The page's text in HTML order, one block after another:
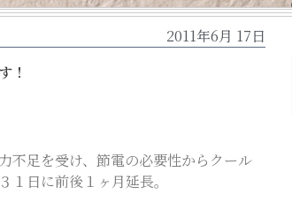
2011年6月 17日
！
不足を受け、節電の必要性からクール
１日に前後１ヶ月延長。